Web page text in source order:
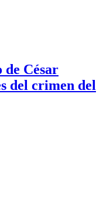
de César
del crimen del